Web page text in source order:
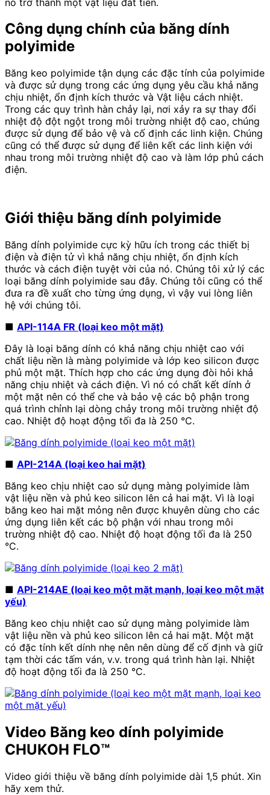
Công dụng chính của băng dính
polyimide
Băng keo polyimide tận dụng các đặc tính của polyimide
và được sử dụng trong các ứng dụng yêu cầu khả năng
chịu nhiệt, ổn định kích thước và Vật liệu cách nhiệt.
Trong các quy trình hàn chảy lại, nơi xảy ra sự thay đổi
nhiệt độ đột ngột trong môi trường nhiệt độ cao, chúng
được sử dụng để bảo vệ và cố định các linh kiện. Chúng
cũng có thể được sử dụng để liên kết các linh kiện với
nhau trong môi trường nhiệt độ cao và làm lớp phủ cách
điện.
Giới thiệu băng dính polyimide
Băng dính polyimide cực kỳ hữu ích trong các thiết bị
điện và điện tử vì khả năng chịu nhiệt, ổn định kích
thước và cách điện tuyệt vời của nó. Chúng tôi xử lý các
loại băng dính polyimide sau đây. Chúng tôi cũng có thể
đưa ra đề xuất cho từng ứng dụng, vì vậy vui lòng liên
hệ với chúng tôi.
■ API-114A FR (loại keo một mặt)
Đây là loại băng dính có khả năng chịu nhiệt cao với
chất liệu nền là màng polyimide và lớp keo silicon được
phủ một mặt. Thích hợp cho các ứng dụng đòi hỏi khả
năng chịu nhiệt và cách điện. Vì nó có chất kết dính ở
một mặt nên có thể che và bảo vệ các bộ phận trong
quá trình chỉnh lại dòng chảy trong môi trường nhiệt độ
cao. Nhiệt độ hoạt động tối đa là 250 °C.
■ API-214A (loại keo hai mặt)
Băng keo chịu nhiệt cao sử dụng màng polyimide làm
vật liệu nền và phủ keo silicon lên cả hai mặt. Vì là loại
băng keo hai mặt mỏng nên được khuyên dùng cho các
ứng dụng liên kết các bộ phận với nhau trong môi
trường nhiệt độ cao. Nhiệt độ hoạt động tối đa là 250
°C.
■ API-214AE (loại keo một mặt mạnh, loại keo một mặt
yếu)
Băng keo chịu nhiệt cao sử dụng màng polyimide làm
vật liệu nền và phủ keo silicon lên cả hai mặt. Một mặt
có đặc tính kết dính nhẹ nên nên dùng để cố định và giữ
tạm thời các tấm ván, v.v. trong quá trình hàn lại. Nhiệt
độ hoạt động tối đa là 250 °C.
Video Băng keo dính polyimide
CHUKOH FLO™
Video giới thiệu về băng dính polyimide dài 1,5 phút. Xin
hãy xem thử.